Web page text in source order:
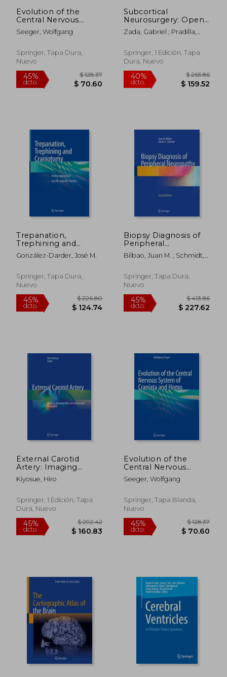
Evolution of the
Central Nervous
System of Craniata
and Homo (en Inglés)
Seeger, Wolfgang
Springer, Tapa Dura,
Nuevo
$ 70.60
Subcortical
Neurosurgery: Open
and Parafascicular
Channel-Based
Subcortical and
Intraventricular
Zada, Gabriel ; Pradilla,
Springer, 1 Edición, Tapa
Dura, Nuevo
Trepanation,
Trephining and
Craniotomy: History
and Stories (en
González-Darder, José M.
Springer, Tapa Dura,
Nuevo
45%
dcto. $ 124.74
Biopsy Diagnosis of
Peripheral
Neuropathy (en
Inglés)
Bilbao, Juan M. ; Schmidt,
Springer, Tapa Dura,
Nuevo
45%
dcto.
External Carotid
Artery: Imaging
Anatomy Atlas for
Endovascular
Kiyosue, Hiro
Springer, 1 Edición, Tapa
Dura, Nuevo
Evolution of the
Central Nervous
System of Craniata
and Homo (en Inglés)
Seeger, Wolfgang
Springer, Tapa Blanda,
Nuevo